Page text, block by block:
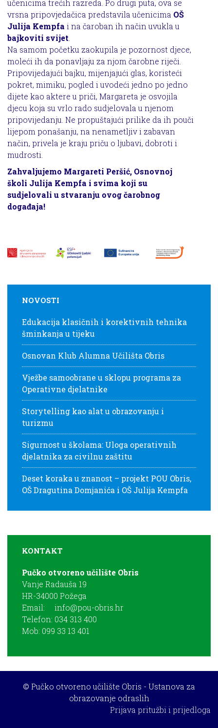
učenicima trećih razreda. Po drugi puta, ova se
vrsna pripovjedačica predstavila učenicima OŠ
Julija Kempfa i na čaroban ih način uvukla u
bajkoviti svijet
Na samom početku zaokupila je pozornost djece,
moleći ih da ponavljaju za njom čarobne riječi.
Pripovijedajući bajku, mijenjajući glas, koristeći
pokret, mimiku, pogled i uvodeći jedno po jedno
dijete kao aktere u priči, Margareta je osvojila
djecu koja su vrlo rado sudjelovala u njenom
pripovijedanju. Ne propuštajući prilike da ih pouči
lijepom ponašanju, na nenametljiv i zabavan
način, privela je kraju priču o ljubavi, dobroti i
mudrosti.
Zahvaljujemo Margareti Peršić, Osnovnoj
školi Julija Kempfa i svima koji su
sudjelovali u stvaranju ovog čarobnog
događaja!
NOVOSTI
Edukacija klasičnih i korektivnih tehnika
šminkanja u tijeku
Osnovan Klub Alumna Učilišta Obris
Vježbe samoobrane u sklopu programa za
Operativne djelatnike
Storytelling kao alat u obrazovanju i
turizmu
Sigurnost u školama: Uloga operativnih
djelatnika za civilnu zaštitu
Deset koraka u znanost – projekt POU Obris,
OŠ Dragutina Domjanića i OŠ Julija Kempfa
KONTAKT
Pučko otvoreno učilište Obris
Vanje Radauša 19
HR-34000 Požega
Email: info@pou-obris.hr
Telefon: 034 313 400
Mob: 099 33 13 401
© Pučko otvoreno učilište Obris - Ustanova za
obrazovanje odraslih
Prijava pritužbi i prijedloga